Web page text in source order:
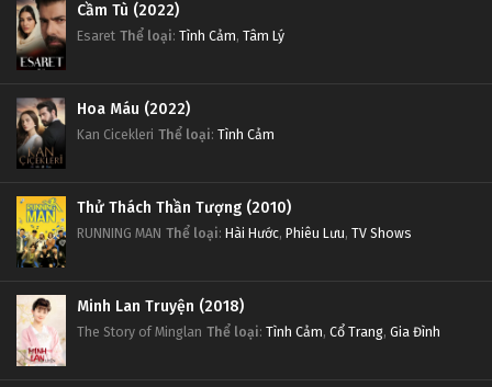
Đấu Phá Thương Khung Ngoại Truyện Tập 49
Tập 49
Đấu Phá Thương Khung Ngoại Truyện Tập 48
Tập 48
Tập 47
Tập 46
Cầm Tù (2022)
Esaret Thể loại: Tình Cảm, Tâm Lý
Hoa Máu (2022)
Kan Cicekleri Thể loại: Tình Cảm
Thử Thách Thần Tượng (2010)
RUNNING MAN Thể loại: Hài Hước, Phiêu Lưu, TV Shows
Minh Lan Truyện (2018)
The Story of Minglan Thể loại: Tình Cảm, Cổ Trang, Gia Đình